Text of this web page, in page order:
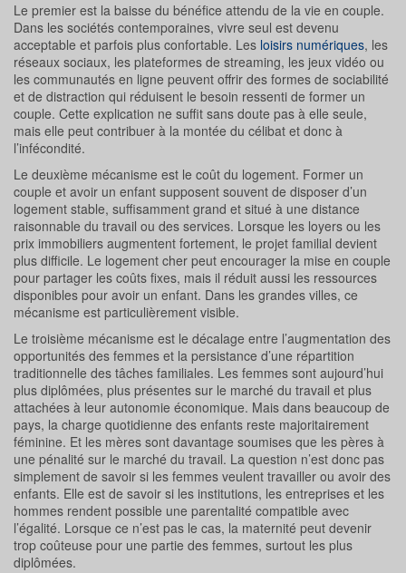
Le premier est la baisse du bénéfice attendu de la vie en couple.
Dans les sociétés contemporaines, vivre seul est devenu
acceptable et parfois plus confortable. Les loisirs numériques, les
réseaux sociaux, les plateformes de streaming, les jeux vidéo ou
les communautés en ligne peuvent offrir des formes de sociabilité
et de distraction qui réduisent le besoin ressenti de former un
couple. Cette explication ne suffit sans doute pas à elle seule,
mais elle peut contribuer à la montée du célibat et donc à
l’infécondité.
Le deuxième mécanisme est le coût du logement. Former un
couple et avoir un enfant supposent souvent de disposer d’un
logement stable, suffisamment grand et situé à une distance
raisonnable du travail ou des services. Lorsque les loyers ou les
prix immobiliers augmentent fortement, le projet familial devient
plus difficile. Le logement cher peut encourager la mise en couple
pour partager les coûts fixes, mais il réduit aussi les ressources
disponibles pour avoir un enfant. Dans les grandes villes, ce
mécanisme est particulièrement visible.
Le troisième mécanisme est le décalage entre l’augmentation des
opportunités des femmes et la persistance d’une répartition
traditionnelle des tâches familiales. Les femmes sont aujourd’hui
plus diplômées, plus présentes sur le marché du travail et plus
attachées à leur autonomie économique. Mais dans beaucoup de
pays, la charge quotidienne des enfants reste majoritairement
féminine. Et les mères sont davantage soumises que les pères à
une pénalité sur le marché du travail. La question n’est donc pas
simplement de savoir si les femmes veulent travailler ou avoir des
enfants. Elle est de savoir si les institutions, les entreprises et les
hommes rendent possible une parentalité compatible avec
l’égalité. Lorsque ce n’est pas le cas, la maternité peut devenir
trop coûteuse pour une partie des femmes, surtout les plus
diplômées.